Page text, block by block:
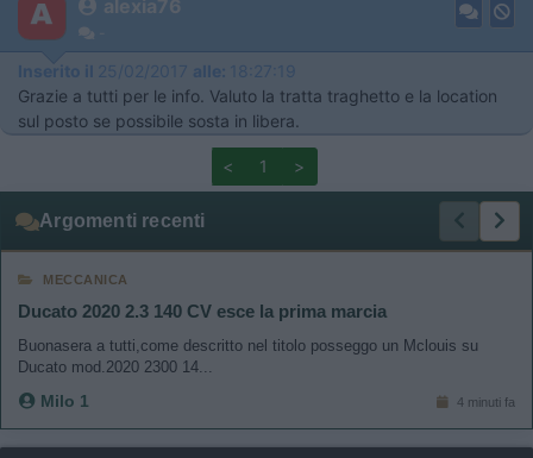
alexia76
Inserito il 25/02/2017 alle: 18:27:19
Grazie a tutti per le info. Valuto la tratta traghetto e la location
sul posto se possibile sosta in libera.
< 1 >
Argomenti recenti
MECCANICA
Ducato 2020 2.3 140 CV esce la prima marcia
Buonasera a tutti,come descritto nel titolo posseggo un Mclouis su
Ducato mod.2020 2300 14...
Milo 1 4 minuti fa